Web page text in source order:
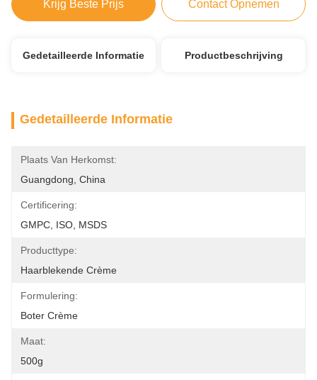
Krijg Beste Prijs Contact Opnemen
Gedetailleerde Informatie Productbeschrijving
Gedetailleerde Informatie
Plaats Van Herkomst:
Guangdong, China
Certificering:
GMPC, ISO, MSDS
Producttype:
Haarblekende Crème
Formulering:
Boter Crème
Maat:
500g